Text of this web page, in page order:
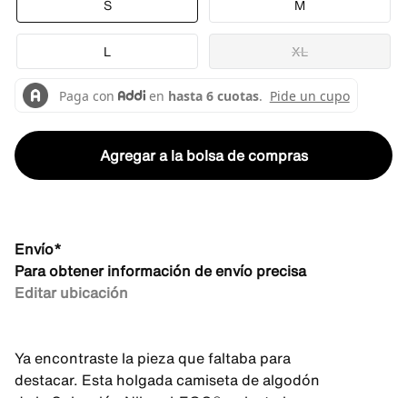
S M
L XL
Agregar a la bolsa de compras
Envío*
Para obtener información de envío precisa
Editar ubicación
Ya encontraste la pieza que faltaba para
destacar. Esta holgada camiseta de algodón